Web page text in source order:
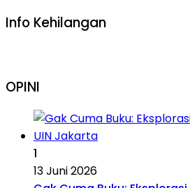
Info Kehilangan
OPINI
1
13 Juni 2026